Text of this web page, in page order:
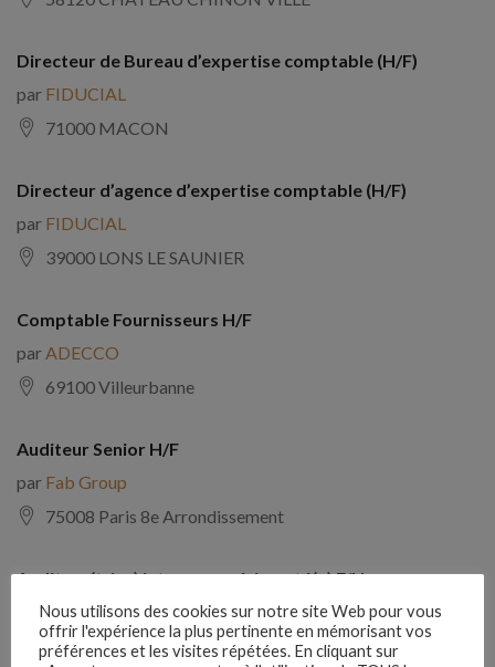
Directeur de Bureau d’expertise comptable (H/F)
par FIDUCIAL
71000 MACON
Directeur d’agence d’expertise comptable (H/F)
par FIDUCIAL
39000 LONS LE SAUNIER
Comptable Fournisseurs H/F
par ADECCO
69100 Villeurbanne
Auditeur Senior H/F
par Fab Group
75008 Paris 8e Arrondissement
Auditeur(trice) interne expérimenté(e) F/H
parComptabilite Emploi
39130 Châtillon
Nous utilisons des cookies sur notre site Web pour vous
offrir l'expérience la plus pertinente en mémorisant vos
préférences et les visites répétées. En cliquant sur